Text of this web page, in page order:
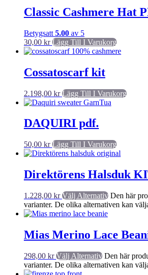
Classic Cashmere Hat
Betygsatt 5.00 av 5
30,00 kr Lägg Till I Varukorg
Cossatoscarf kit
2.198,00 kr Lägg Till I Varukorg
DAQUIRI pdf.
50,00 kr Lägg Till I Varukorg
Direktörens Halsduk
1.228,00 kr Välj Alternativ Den här
varianter. De olika alternativen kan
Mias Merino Lace
298,00 kr Välj Alternativ Den här
varianter. De olika alternativen kan